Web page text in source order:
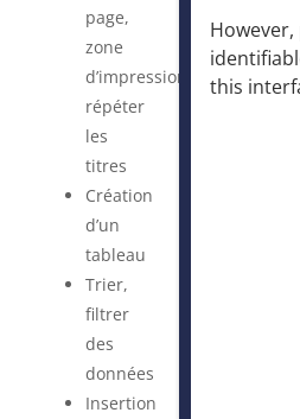
page,
zone
d’impression,
répéter
les
titres
Création
d’un
tableau
Trier,
filtrer
des
données
Insertion
this